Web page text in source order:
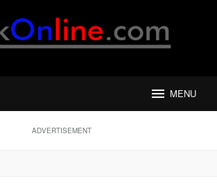
MENU
ADVERTISEMENT